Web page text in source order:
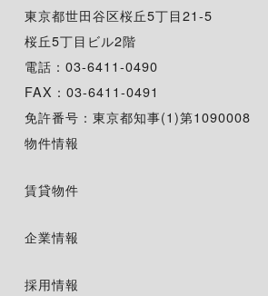
東京都世田谷区桜丘5丁目21-5
桜丘5丁目ビル2階
電話：03-6411-0490
FAX：03-6411-0491
免許番号：東京都知事(1)第1090008
物件情報
賃貸物件
企業情報
採用情報